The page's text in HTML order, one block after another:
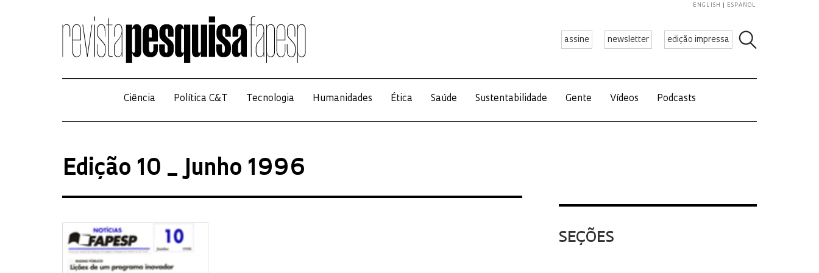
assine newsletter edição impressa
ENGLISH ESPAÑOL
Ciência Política C&T Tecnologia Humanidades Ética Saúde Sustentabilidade Gente Vídeos Podcasts
Edição 10 _ Junho 1996
SEÇÕES